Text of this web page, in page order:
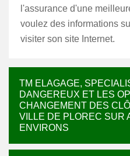
l'assurance d'une
voulez des informations
visiter son site Internet.
TM ELAGAGE,
DANGEREUX ET LES
CHANGEMENT DES
VILLE DE PLOREC SUR
ENVIRONS